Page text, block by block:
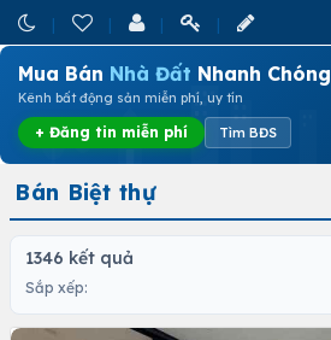
Mua Bán Nhà Đất Nhanh Chóng
Kênh bất động sản miễn phí, uy tín
+ Đăng tin miễn phí Tìm BĐS
Bán Biệt thự
1346 kết quả
Sắp xếp: